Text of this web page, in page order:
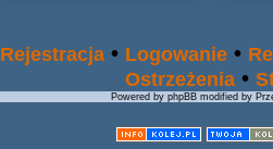
Rejestracja • Logowanie •
Ostrzeżenia •
Powered by phpBB modified by